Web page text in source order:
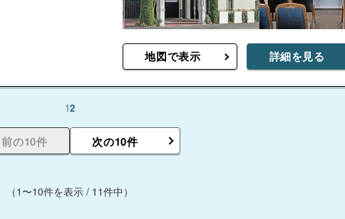
地図で表示 詳細を見る
12
前の10件 次の10件
（1〜10件を表示 / 11件中）